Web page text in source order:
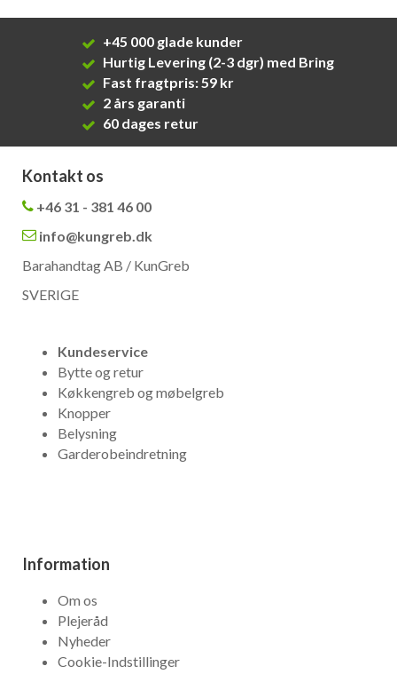
+45 000 glade kunder
Hurtig Levering (2-3 dgr) med Bring
Fast fragtpris: 59 kr
2 års garanti
60 dages retur
Kontakt os
+46 31 - 381 46 00
info@kungreb.dk
Barahandtag AB / KunGreb
SVERIGE
Kundeservice
Bytte og retur
Køkkengreb og møbelgreb
Knopper
Belysning
Garderobeindretning
Information
Om os
Plejeråd
Nyheder
Cookie-Indstillinger